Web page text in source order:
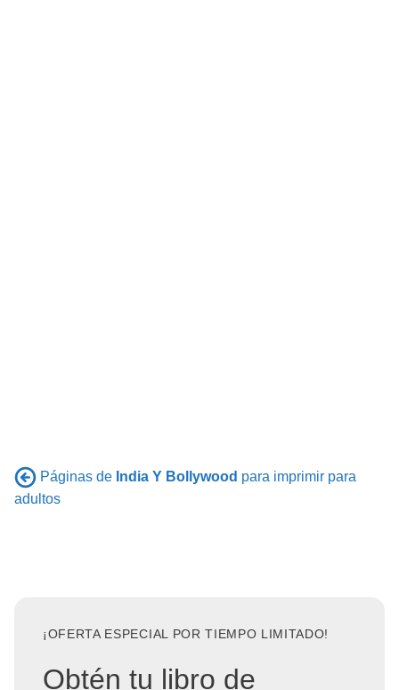
Páginas de India Y Bollywood para imprimir para
adultos
¡OFERTA ESPECIAL POR TIEMPO LIMITADO!
Obtén tu libro de